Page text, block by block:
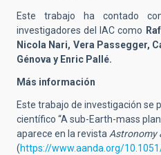
Este trabajo ha contado
investigadores del IAC como
Nicola Nari, Vera Passegger,
Génova y Enric Pallé.
Más información
Este trabajo de investigación se
científico “A sub-Earth-mass
aparece en la revistaAstronomy
(https://www.aanda.org/